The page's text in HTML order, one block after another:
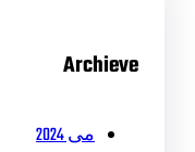
Archieve
می 2024